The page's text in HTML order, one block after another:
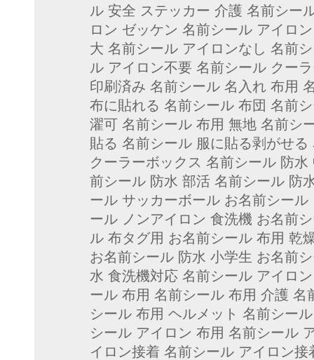
ル 安全 ステッカー 介護 名前シー
ロン ゼッケン 名前シール アイロ
大 名前シール アイロンなし 名前
ル アイロン不要 名前シール クー
印刷済み 名前シール 名入れ 布用
布に貼れる 名前シール 布団 名前
濯可 名前シール 布用 無地 名前シ
貼る 名前シール 服に貼る剥がせ
クーラーボックス 名前シール 防
前シール 防水 部活 名前シール 防
ール サッカーボール お名前シー
ール ノンアイロン 食洗機 お名前
ル 布タグ用 お名前シール 布用 乾
お名前シール 防水 小学生 お名前
水 食洗機対応 名前シール アイロ
ール 布用 名前シール 布用 介護
シール 布用 ヘルメット 名前シー
シール アイロン 布用 名前シール
イロン接着 名前シール アイロン